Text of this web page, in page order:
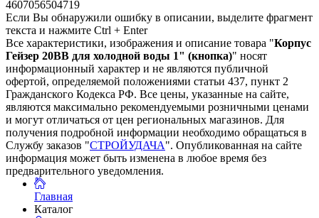
4607056504719
Если Вы обнаружили ошибку в описании, выделите фрагмент
текста и нажмите Ctrl + Enter
Все характеристики, изображения и описание товара "Корпус
Гейзер 20BB для холодной воды 1" (кнопка)" носят
информационный характер и не являются публичной
офертой, определяемой положениями статьи 437, пункт 2
Гражданского Кодекса РФ. Все цены, указанные на сайте,
являются максимально рекомендуемыми розничными ценами
и могут отличаться от цен региональных магазинов. Для
получения подробной информации необходимо обращаться в
Службу заказов "СТРОЙУДАЧА". Опубликованная на сайте
информация может быть изменена в любое время без
предварительного уведомления.
Главная
Каталог